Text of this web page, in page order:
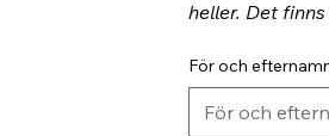
heller. Det
För och